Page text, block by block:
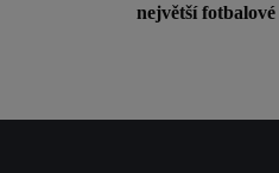
největší